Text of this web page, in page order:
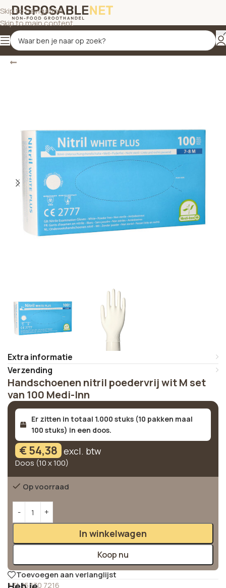
Skip to navigation
Skip to main content
Terug Home/Schoonmaakproducten/Hygiëne
Extra informatie
Verzending
Handschoenen nitril poedervrij wit M set
van 100 Medi-Inn
Er zitten in totaal 1.000 stuks (10 pakken maal
100 stuks) in een doos.
€54,38 excl. btw
Doos (10 x 100)
Op voorraad
In winkelwagen
Koop nu
Toevoegen aan verlanglijst
+31 85 130 7216